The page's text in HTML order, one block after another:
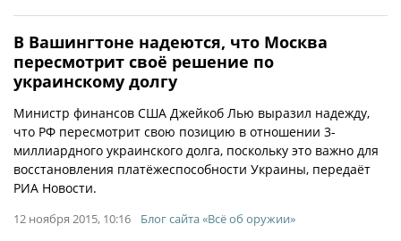
В Вашингтоне надеются, что Москва
пересмотрит своё решение по
украинскому долгу
Министр финансов США Джейкоб Лью выразил надежду,
что РФ пересмотрит свою позицию в отношении 3-
миллиардного украинского долга, поскольку это важно для
восстановления платёжеспособности Украины, передаёт
РИА Новости.
12 ноября 2015, 10:16 Блог сайта «Всё об оружии»